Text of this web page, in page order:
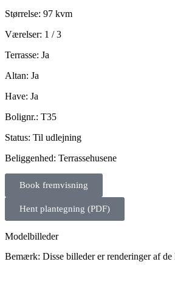
Størrelse: 97 kvm
Værelser: 1 / 3
Terrasse: Ja
Altan: Ja
Have: Ja
Bolignr.: T35
Status: Til udlejning
Beliggenhed: Terrassehusene
Book fremvisning
Hent plantegning (PDF)
Modelbilleder
Bemærk: Disse billeder er renderinger af